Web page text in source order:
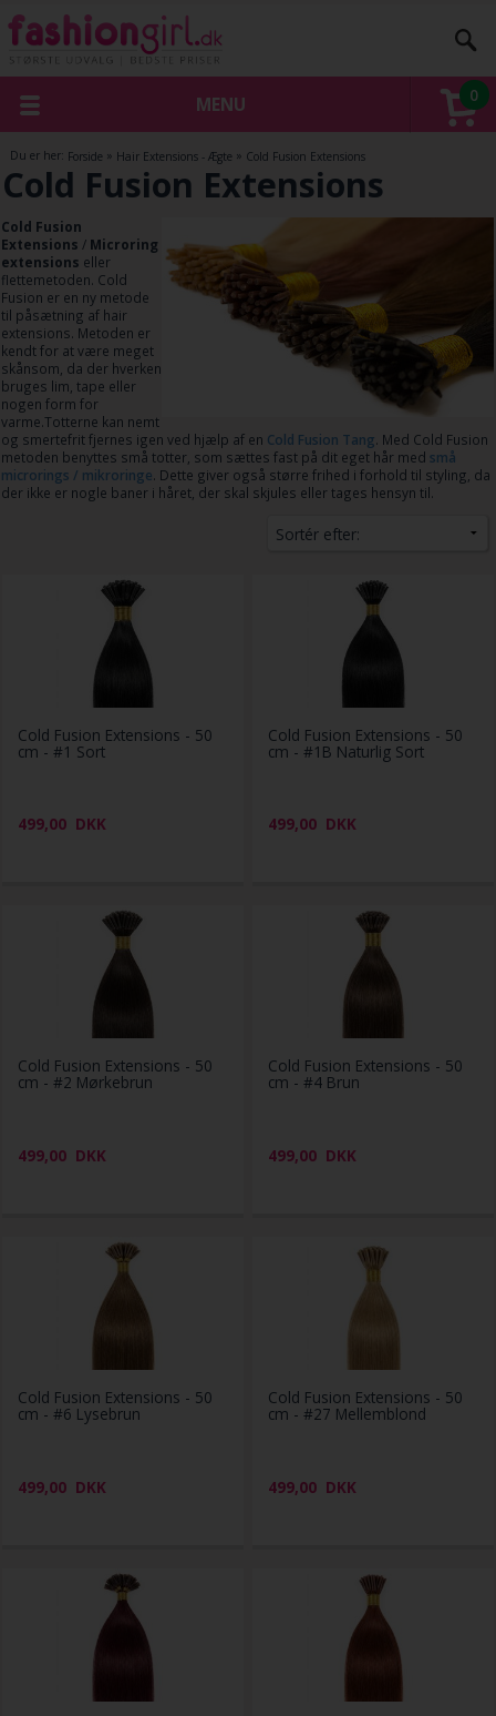
0
MENU
Du er her: Forside » Hair Extensions - Ægte » Cold Fusion Extensions
Cold Fusion Extensions
Cold Fusion
Extensions / Microring
extensions eller
flettemetoden. Cold
Fusion er en ny metode
til påsætning af hair
extensions. Metoden er
kendt for at være meget
skånsom, da der hverken
bruges lim, tape eller
nogen form for
varme.Totterne kan nemt
og smertefrit fjernes igen ved hjælp af en Cold Fusion Tang. Med Cold Fusion
metoden benyttes små totter, som sættes fast på dit eget hår medsmå
microrings / mikroringe. Dette giver også større frihed i forhold til styling, da
der ikke er nogle baner i håret, der skal skjules eller tages hensyn til.
Cold Fusion Extensions - 50
cm - #1 Sort
499,00 DKK
Cold Fusion Extensions - 50
cm - #1B Naturlig Sort
499,00 DKK
Cold Fusion Extensions - 50
cm - #2 Mørkebrun
499,00 DKK
Cold Fusion Extensions - 50
cm - #4 Brun
499,00 DKK
Cold Fusion Extensions - 50
cm - #6 Lysebrun
499,00 DKK
Cold Fusion Extensions - 50
cm - #27 Mellemblond
499,00 DKK